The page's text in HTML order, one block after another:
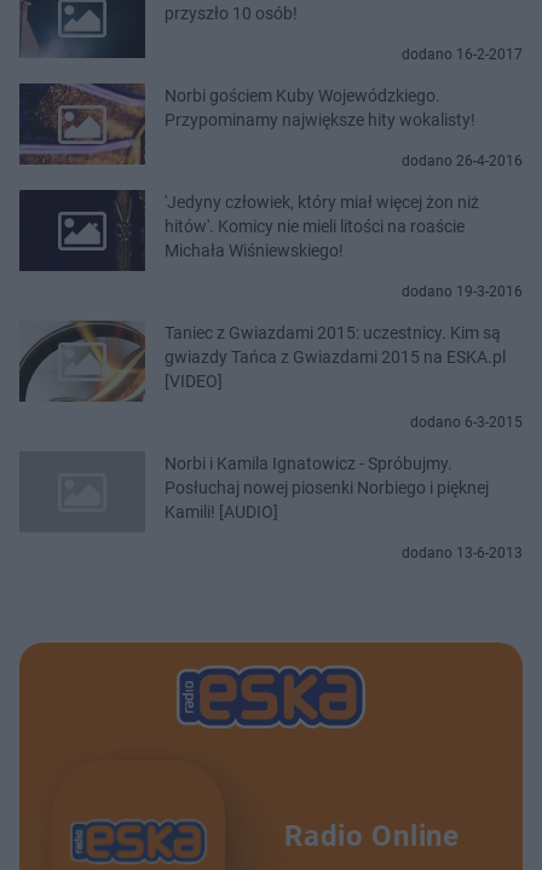
przyszło 10 osób!
dodano 16-2-2017
Norbi gościem Kuby Wojewódzkiego.
Przypominamy największe hity wokalisty!
dodano 26-4-2016
'Jedyny człowiek, który miał więcej żon niż
hitów'. Komicy nie mieli litości na roaście
Michała Wiśniewskiego!
dodano 19-3-2016
Taniec z Gwiazdami 2015: uczestnicy. Kim są
gwiazdy Tańca z Gwiazdami 2015 na ESKA.pl
[VIDEO]
dodano 6-3-2015
Norbi i Kamila Ignatowicz - Spróbujmy.
Posłuchaj nowej piosenki Norbiego i pięknej
Kamili! [AUDIO]
dodano 13-6-2013
Radio Online